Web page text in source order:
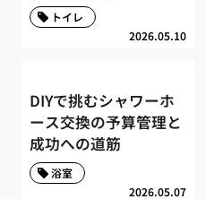
2026.05.10
トイレ
DIYで挑むシャワーホ
ース交換の予算管理と
成功への道筋
2026.05.07
浴室